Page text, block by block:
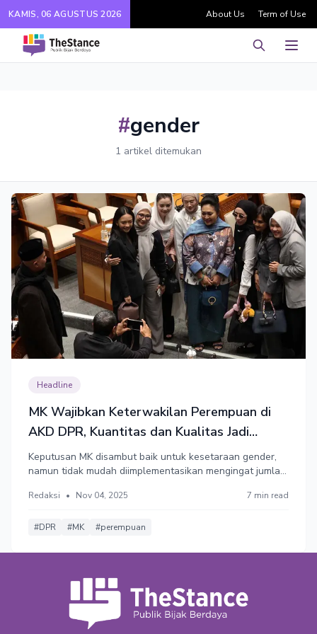
KAMIS, 06 AGUSTUS 2026 About Us Term of Use
Pencarian
#gender
1 artikel ditemukan
Headline
MK Wajibkan Keterwakilan Perempuan di
AKD DPR, Kuantitas dan Kualitas Jadi
Tantangan
Keputusan MK disambut baik untuk kesetaraan gender,
namun tidak mudah diimplementasikan mengingat jumlah
Redaksi • Nov 04, 2025 7 min read
#DPR #MK #perempuan